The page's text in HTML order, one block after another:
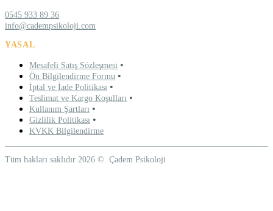
0545 933 89 36
info@cadempsikoloji.com
YASAL
Mesafeli Satış Sözleşmesi •
Ön Bilgilendirme Formu •
İptal ve İade Politikası •
Teslimat ve Kargo Koşulları •
Kullanım Şartları •
Gizlilik Politikası •
KVKK Bilgilendirme
Tüm hakları saklıdır 2026 ©. Çadem Psikoloji